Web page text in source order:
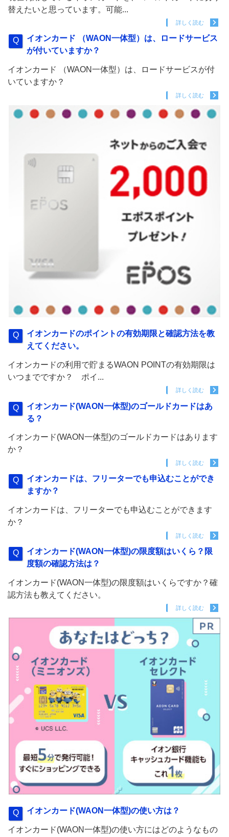
替えたいと思っています。可能...
詳しく読む
イオンカード （WAON一体型）は、ロードサービス
が付いていますか？
イオンカード （WAON一体型）は、ロードサービスが付
いていますか？
詳しく読む
イオンカードのポイントの有効期限と確認方法を教
えてください。
イオンカードの利用で貯まるWAON POINTの有効期限は
いつまでですか？ ポイ...
詳しく読む
イオンカード(WAON一体型)のゴールドカードはあ
る？
イオンカード(WAON一体型)のゴールドカードはあります
か？
詳しく読む
イオンカードは、フリーターでも申込むことができ
ますか？
イオンカードは、フリーターでも申込むことができます
か？
詳しく読む
イオンカード(WAON一体型)の限度額はいくら？限
度額の確認方法は？
イオンカード(WAON一体型)の限度額はいくらですか？確
認方法も教えてください。
詳しく読む
イオンカード(WAON一体型)の使い方は？
イオンカード(WAON一体型)の使い方にはどのようなもの